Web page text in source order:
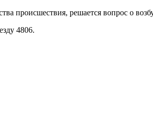
происшествия, решается вопрос о
4806.